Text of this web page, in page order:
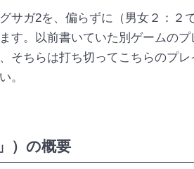
サガ2を、偏らずに（男女２：２
す。以前書いていた別ゲームのプ
そちらは打ち切ってこちらのプレ
。
）の概要